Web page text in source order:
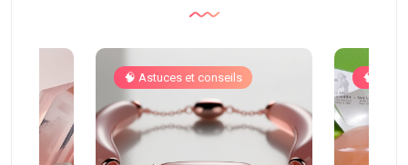
🧠 Astuces et conseils 🧠